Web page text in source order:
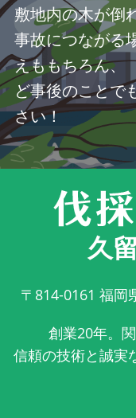
敷地内の木が倒
事故につながる
えももちろん、
ど事後のことで
さい！
久
〒814-0161 福岡
創業20年。
信頼の技術と誠実